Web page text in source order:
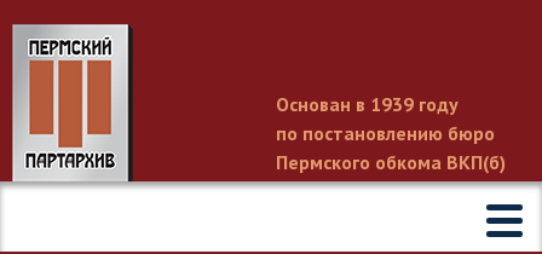
Основан в 1939 году
по постановлению бюро
Пермского обкома ВКП(б)